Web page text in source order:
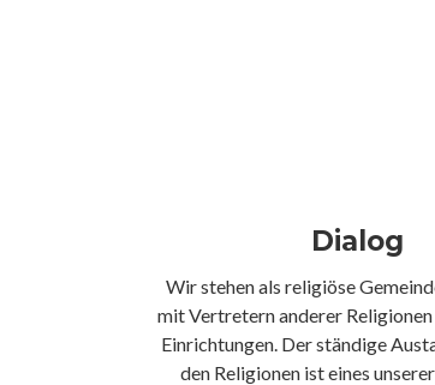
Dialog
Wir stehen als religiöse
mit Vertretern anderer
Einrichtungen. Der ständige
den Religionen ist eines